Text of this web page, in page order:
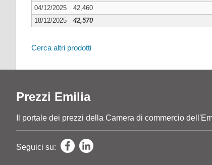
04/12/2025
42,460
18/12/2025
42,570
Cerca altri prodotti
Prezzi Emilia
Il portale dei prezzi della Camera di commercio
Seguici su: